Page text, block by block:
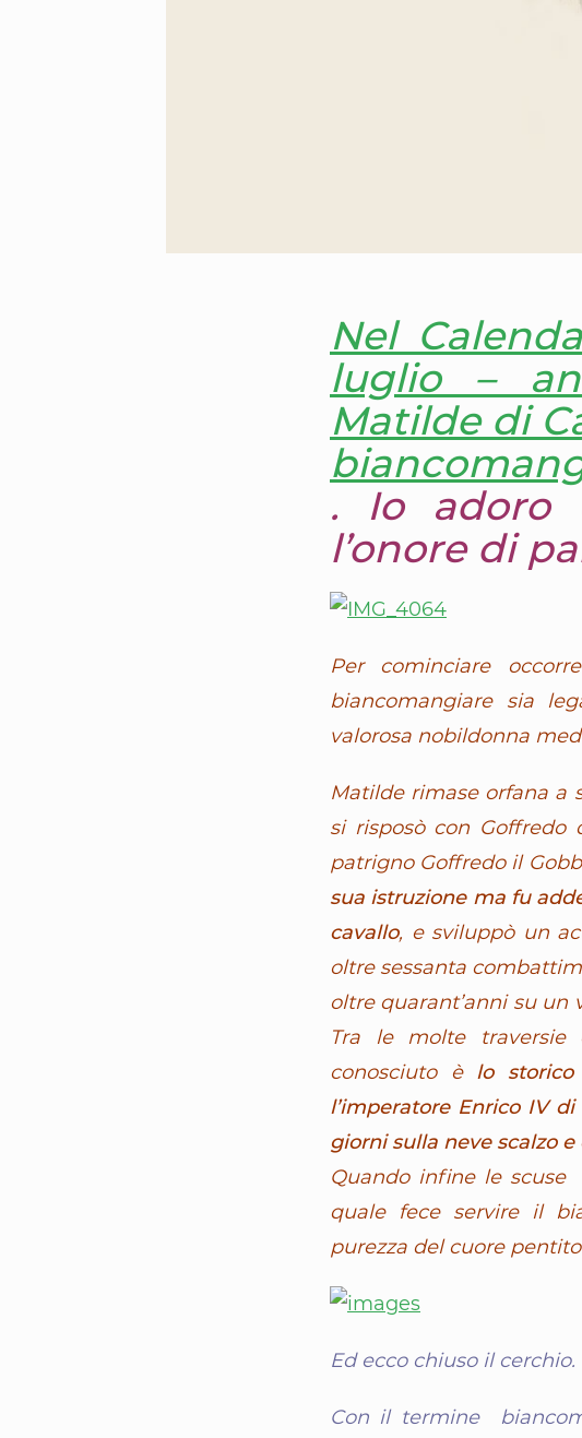
Nel
luglio –
Matilde di
. Io adoro
l’onore di
Per cominciare
biancomangiare sia
valorosa nobildonna
Matilde rimase orfana a
si risposò con
patrigno Goffredo il
sua istruzione ma fu
cavallo, e sviluppò un
oltre sessanta
oltre quarant’anni su un
Tra le molte
conosciuto è lo
l’imperatore Enrico IV
giorni sulla neve scalzo
Quando infine le scuse
quale fece servire il
purezza del cuore
Ed ecco chiuso il cerchio.
Con il termine